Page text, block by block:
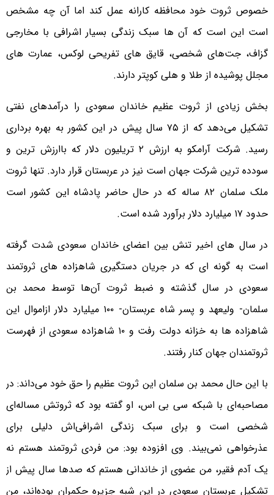
خصوص ثروت خود محافظه کارانه عمل کند اما آن چه مشخص
است این است که آن ها سبک زندگی بسیار اشرافی با مخارجی
گزاف، جت‌های شخصی، قایق های تفریحی لوکس، عمارت های
مجلل پوشیده از طلا و هلی کوپتر دارند.
بخش زیادی از ثروت عظیم خاندان سعودی را درآمدهای نفتی
تشکیل می‌دهد که از ۷۵ سال پیش در این کشور به بهره برداری
رسید. شرکت آرامکو به ارزش ۲ تریلیون دلار که باارزش ترین و
سودده ترین شرکت جهان است نیز در عربستان قرار دارد. تنها ثروت
ملک سلمان ۸۲ ساله که در حال حاضر پادشاه این کشور است
حدود ۱۷ میلیارد دلار برآورد شده است.
در سال های اخیر تنش بین اعضای خاندان سعودی شدت گرفته
است به گونه ای که در جریان دستگیری شاهزاده های ثروتمند
سعودی در سال گذشته و ضبط ثروت آن‌ها توسط محمد بن
سلمان- ولیعهد و پسر شاه عربستان- ۱۰۰ میلیارد دلار ازاموال این
شاهزاده ها به خزانه دولت رفت و ۱۰ شاهزاده سعودی از فهرست
ثروتمندان جهان کنار رفتند.
با این حال محمد بن سلمان این ثروت عظیم را حق خود می‌داند: در
مصاحبه‌ای با شبکه سی بی اس، او گفته بود که ثروتش مساله‌ای
شخصی است و برای سبک زندگی اشرافی‌اش دلیلی برای
عذرخواهی نمی‌بیند. وی افزوده بود: من فردی ثروتمند هستم نه
یک آدم فقیر، من عضوی از خاندانی هستم که صدها سال پیش از
تشکیل عربستان سعودی در این شبه جزیره حکمران بوده‌اند، من